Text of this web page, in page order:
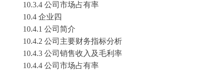
10.3.4 公司市场占有率
10.4 企业四
10.4.1 公司简介
10.4.2 公司主要财务指标分析
10.4.3 公司销售收入及毛利率
10.4.4 公司市场占有率